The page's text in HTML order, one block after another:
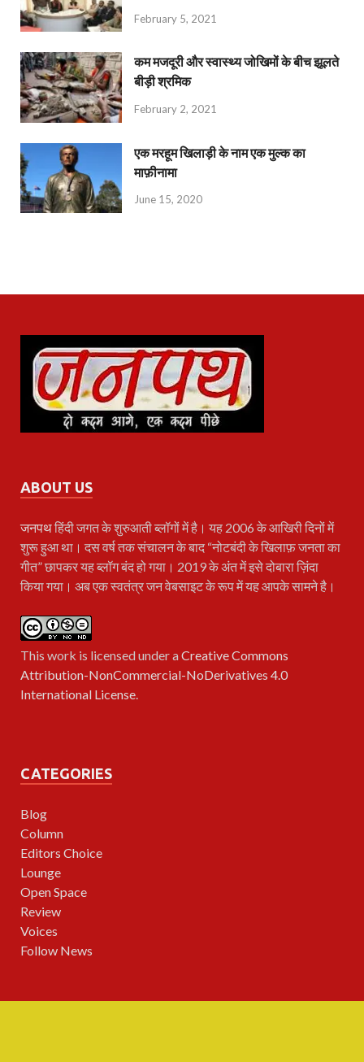
February 5, 2021
कम मजदूरी और स्वास्थ्य जोखिमों के बीच झूलते
बीड़ी श्रमिक
February 2, 2021
एक मरहूम खिलाड़ी के नाम एक मुल्क का
माफ़ीनामा
June 15, 2020
ABOUT US
जनपथहिंदी जगत के शुरुआती ब्लॉगों में है। यह 2006 के आखिरी दिनों में
शुरू हुआ था। दस वर्ष तक संचालन के बाद “नोटबंदी के खिलाफ़ जनता का
गीत” छापकर यह ब्लॉग बंद हो गया। 2019 के अंत में इसे दोबारा ज़िंदा
किया गया। अब एक स्वतंत्र जन वेबसाइट के रूप में यह आपके सामने है।
This work is licensed under aCreative Commons
Attribution-NonCommercial-NoDerivatives 4.0
International License
CATEGORIES
Blog
Column
Editors Choice
Lounge
Open Space
Review
Voices
Follow News